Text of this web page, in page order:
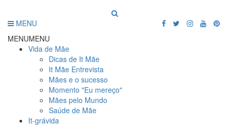
MENU
MENUMENU
Vida de Mãe
Dicas de It Mãe
It Mãe Entrevista
Mães e o sucesso
Momento "Eu mereço"
Mães pelo Mundo
Saúde de Mãe
It-grávida